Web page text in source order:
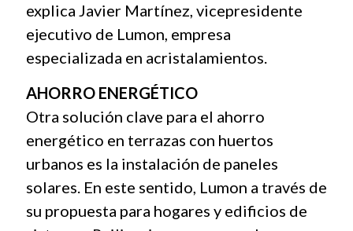
explica Javier Martínez, vicepresidente
ejecutivo de Lumon, empresa
especializada en acristalamientos.
AHORRO ENERGÉTICO
Otra solución clave para el ahorro
energético en terrazas con huertos
urbanos es la instalación de paneles
solares. En este sentido, Lumon a través de
su propuesta para hogares y edificios de